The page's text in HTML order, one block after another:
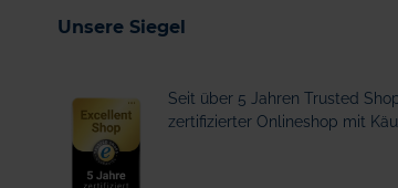
Unsere Siegel
Seit über 5 Jahren Trusted
zertifizierter Onlineshop mit